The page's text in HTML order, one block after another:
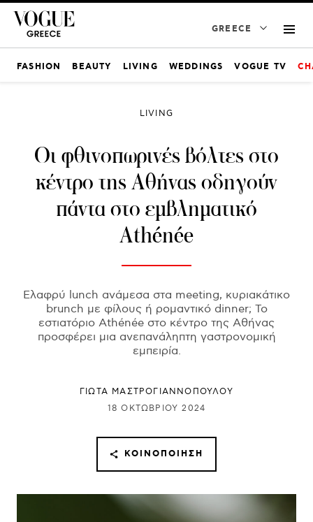
GREECE
FASHION BEAUTY LIVING WEDDINGS VOGUE TV
LIVING
Οι φθινοπωρινές βόλτες στο
κέντρο της Αθήνας οδηγούν
πάντα στο εμβληματικό
Athénée
Ελαφρύ lunch ανάμεσα στα meeting, κυριακάτικο
brunch με φίλους ή ρομαντικό dinner; Το
εστιατόριο Athénée στο κέντρο της Αθήνας
προσφέρει μια ανεπανάληπτη γαστρονομική
εμπειρία.
ΓΙΩΤΑ ΜΑΣΤΡΟΓΙΑΝΝΟΠΟΥΛΟΥ
18 ΟΚΤΩΒΡΊΟΥ 2024
ΚΟΙΝΟΠΟΊΗΣΗ